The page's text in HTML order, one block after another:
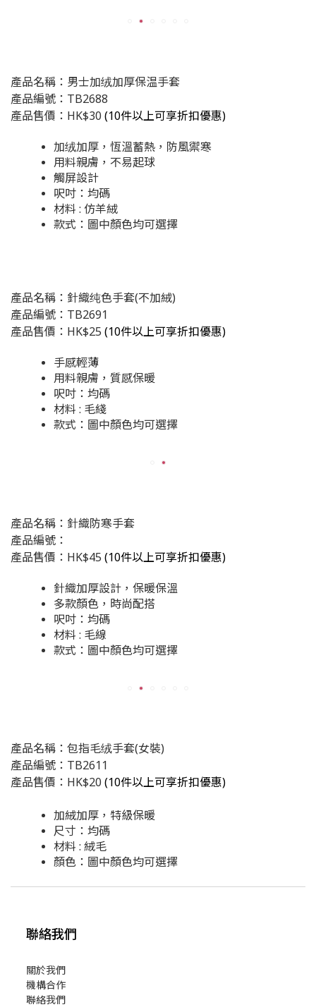
產品名稱：男士加绒加厚保温手套
產品編號：TB2688
產品售價：HK$30 (10件以上可享折扣優惠)
加绒加厚，恆溫蓄熱，防風禦寒
用料親膚，不易起球
觸屏設計
呎吋：均碼
材料 : 仿羊絨
款式：圖中顏色均可選擇
產品名稱：針織纯色手套(不加絨)
產品編號：TB2691
產品售價：HK$25 (10件以上可享折扣優惠)
手感輕薄
用料親膚，質感保暖
呎吋：均碼
材料 : 毛綫
款式：圖中顏色均可選擇
產品名稱：針織防寒手套
產品編號：
產品售價：HK$45 (10件以上可享折扣優惠)
針織加厚設計，保暖保溫
多款顏色，時尚配搭
呎吋：均碼
材料 : 毛線
款式：圖中顏色均可選擇
產品名稱：包指毛绒手套(女裝)
產品編號：TB2611
產品售價：HK$20 (10件以上可享折扣優惠)
加絨加厚，特級保暖
尺寸：均碼
材料 : 絨毛
顏色：圖中顏色均可選擇
聯絡我們
關於我們
機構合作
聯絡我們